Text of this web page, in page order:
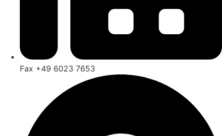
Fax +49 6023 7653